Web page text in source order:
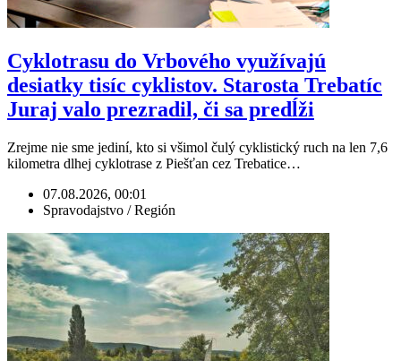
Cyklotrasu do Vrbového využívajú
desiatky tisíc cyklistov. Starosta Trebatíc
Juraj valo prezradil, či sa predĺži
Zrejme nie sme jediní, kto si všimol čulý cyklistický ruch na len 7,6
kilometra dlhej cyklotrase z Piešťan cez Trebatice…
07.08.2026, 00:01
Spravodajstvo / Región